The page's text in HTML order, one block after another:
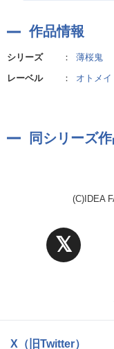
作品情報
シリーズ ：
薄桜鬼
レーベル
： オトメ
同シリーズ
(C)IDEA
X（旧Twitter）